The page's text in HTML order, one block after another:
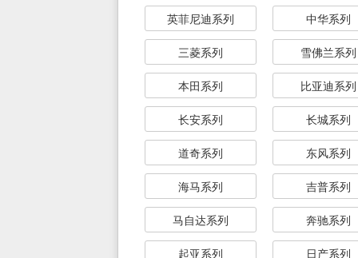
英菲尼迪系列 中华系列
三菱系列 雪佛兰系列
本田系列 比亚迪系列
长安系列 长城系列
道奇系列 东风系列
海马系列 吉普系列
马自达系列 奔驰系列
起亚系列 日产系列